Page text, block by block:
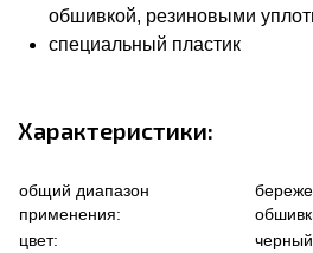
обшивкой, резиновыми
специальный пластик
Характеристики:
общий диапазон
применения:
цвет:
черный